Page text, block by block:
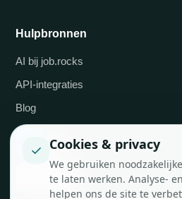
Hulpbronnen
AI bij job.rocks
API-integraties
Blog
✓ Cookies & privacy
We gebruiken
te laten werken. Analyse-
helpen ons de site te